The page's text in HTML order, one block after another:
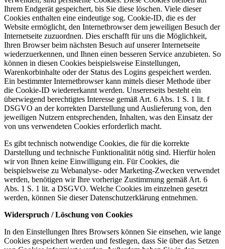
Ihrem Endgerät gespeichert, bis Sie diese löschen. Viele dieser
Cookies enthalten eine eindeutige sog. Cookie-ID, die es der
Website ermöglicht, den Internetbrowser dem jeweiligen Besuch der
Internetseite zuzuordnen. Dies erschafft für uns die Möglichkeit,
Ihren Browser beim nächsten Besuch auf unserer Internetseite
wiederzuerkennen, und Ihnen einen besseren Service anzubieten. So
können in diesen Cookies beispielsweise Einstellungen,
Warenkorbinhalte oder der Status des Logins gespeichert werden.
Ein bestimmter Internetbrowser kann mittels dieser Methode über
die Cookie-ID wiedererkannt werden. Unsererseits besteht ein
überwiegend berechtigtes Interesse gemäß Art. 6 Abs. 1 S. 1 lit. f
DSGVO an der korrekten Darstellung und Auslieferung von, den
jeweiligen Nutzern entsprechenden, Inhalten, was den Einsatz der
von uns verwendeten Cookies erforderlich macht.
Es gibt technisch notwendige Cookies, die für die korrekte
Darstellung und technische Funktionalität nötig sind. Hierfür holen
wir von Ihnen keine Einwilligung ein. Für Cookies, die
beispielsweise zu Webanalyse- oder Marketing-Zwecken verwendet
werden, benötigen wir Ihre vorherige Zustimmung gemäß Art. 6
Abs. 1 S. 1 lit. a DSGVO. Welche Cookies im einzelnen gesetzt
werden, können Sie dieser Datenschutzerklärung entnehmen.
Widerspruch / Löschung von Cookies
In den Einstellungen Ihres Browsers können Sie einsehen, wie lange
Cookies gespeichert werden und festlegen, dass Sie über das Setzen